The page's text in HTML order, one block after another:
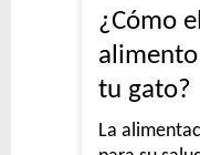
¿Cómo
tu gato?
La